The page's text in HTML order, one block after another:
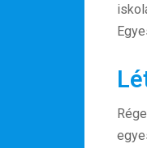
Külföldre